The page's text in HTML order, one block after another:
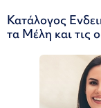
Κατάλογος
τα Μέλη και τις